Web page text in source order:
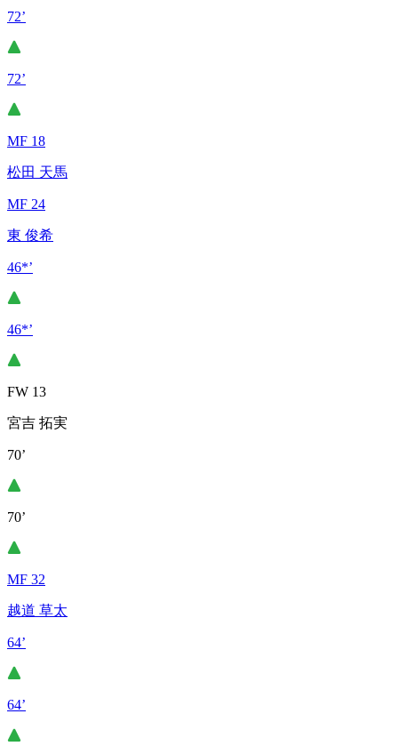
72’
72’
MF 18
松田 天馬
MF 24
東 俊希
46*’
46*’
FW 13
宮吉 拓実
70’
70’
MF 32
越道 草太
64’
64’